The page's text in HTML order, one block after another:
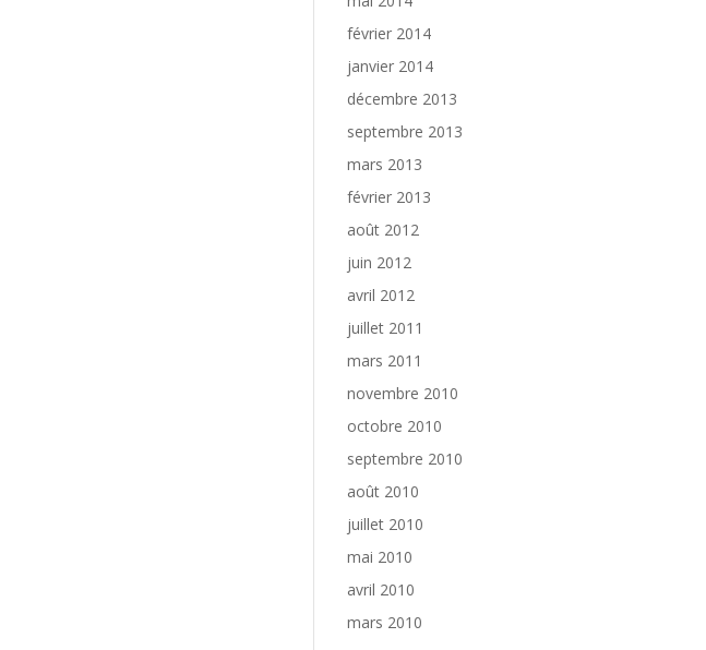
février 2014
janvier 2014
décembre 2013
septembre 2013
mars 2013
février 2013
août 2012
juin 2012
avril 2012
juillet 2011
mars 2011
novembre 2010
octobre 2010
septembre 2010
août 2010
juillet 2010
mai 2010
avril 2010
mars 2010